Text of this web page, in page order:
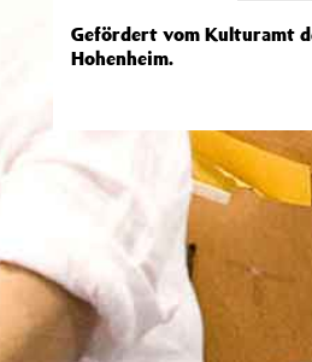
Gefördert vom Kulturamt
Hohenheim.